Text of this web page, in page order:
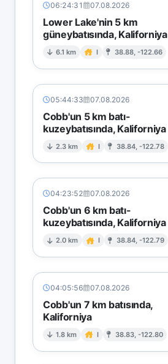
06:24:31 07.08.2026
Lower Lake'nin 5 km
güneybatısında, Kaliforniya
6.1 km I 38.88, -122.66
05:44:33 07.08.2026
Cobb'un 5 km batı-
kuzeybatısında, Kaliforniya
2.3 km I 38.84, -122.78
04:23:52 07.08.2026
Cobb'un 6 km batı-
kuzeybatısında, Kaliforniya
2.0 km I 38.84, -122.79
04:05:56 07.08.2026
Cobb'un 7 km batısında,
Kaliforniya
1.8 km I 38.83, -122.80